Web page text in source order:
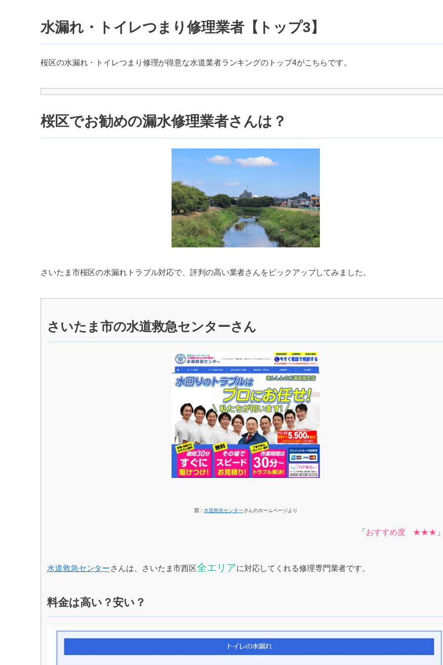
水漏れ・トイレつまり修理業者【トップ3】
桜区の水漏れ・トイレつまり修理が得意な水道業者ランキングのトップ4がこちらです。
桜区でお勧めの漏水修理業者さんは？
さいたま市桜区の水漏れトラブル対応で、評判の高い業者さんをピックアップしてみました。
さいたま市の水道救急センターさん
図：水道救急センター さんのホームページより
「 おすすめ度 ★★★
水道救急センター さんは、さいたま市西区全エリアに対応してくれる修理専門業者です。
料金は高い？安い？